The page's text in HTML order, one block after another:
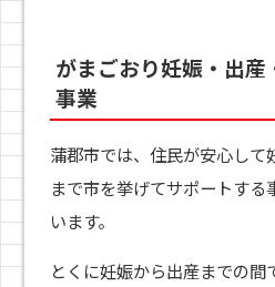
がまごおり妊娠・出産
事業
蒲郡市では、住民が安心して
まで市を挙げてサポートする
います。
とくに妊娠から出産までの間